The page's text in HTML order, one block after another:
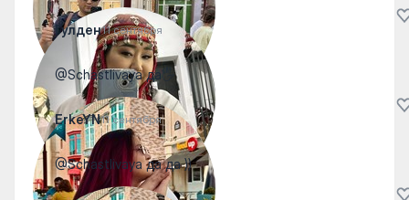
Гулден11 сентября
@Schastlivaya да🖐️
ErkeYN11 сентября
@Schastlivaya да да ))